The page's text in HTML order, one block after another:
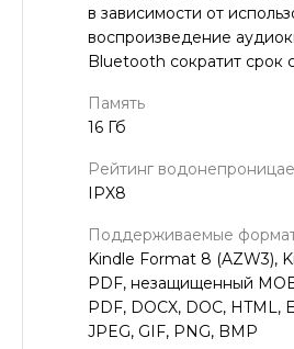
в зависимости от
воспроизведение
Bluetooth сократит срок
Память
16 Гб
Рейтинг
IPX8
Поддерживаемые
Kindle Format 8 (AZW3),
PDF, незащищенный
PDF, DOCX, DOC, HTML,
JPEG, GIF, PNG, BMP